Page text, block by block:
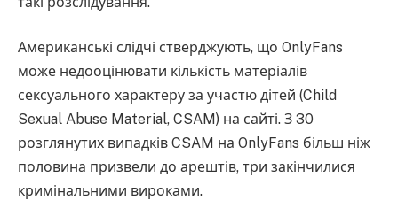
Американські слідчі стверджують, що OnlyFans
може недооцінювати кількість матеріалів
сексуального характеру за участю дітей (Child
Sexual Abuse Material, CSAM) на сайті. З 30
розглянутих випадків CSAM на OnlyFans більш ніж
половина призвели до арештів, три закінчилися
кримінальними вироками.